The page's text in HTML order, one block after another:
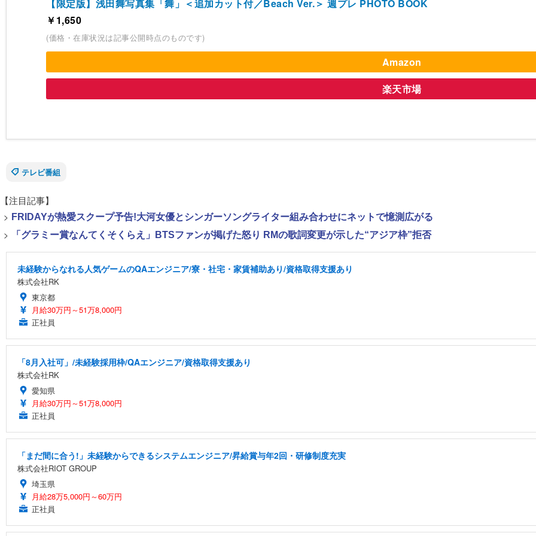
【限定版】浅田舞写真集「舞」＜追加カット付／Beach Ver.＞ 週プレ PHOTO BOOK
￥1,650
(価格・在庫状況は記事公開時点のものです)
Amazon
楽天市場
テレビ番組
【注目記事】
> FRIDAYが熱愛スクープ予告!大河女優とシンガーソングライター組み合わせにネットで憶測広がる
> 「グラミー賞なんてくそくらえ」BTSファンが掲げた怒り RMの歌詞変更が示した“アジア枠”拒否
未経験からなれる人気ゲームのQAエンジニア/寮・社宅・家賃補助あり/資格取得支援あり
株式会社RK
東京都
月給30万円～51万8,000円
正社員
「8月入社可」/未経験採用枠/QAエンジニア/資格取得支援あり
株式会社RK
愛知県
月給30万円～51万8,000円
正社員
「まだ間に合う!」未経験からできるシステムエンジニア/昇給賞与年2回・研修制度充実
株式会社RIOT GROUP
埼玉県
月給28万5,000円～60万円
正社員